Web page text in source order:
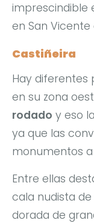
imprescindible
en San Vicente
Castiñeira
Hay diferentes
en su zona
rodado y eso
ya que las
monumentos
Entre ellas
cala nudista
dorada de